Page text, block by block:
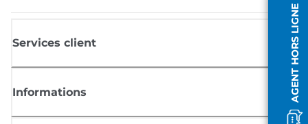
AGENT HORS LIGNE
Services client
Informations